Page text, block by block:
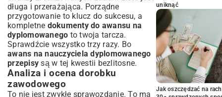
długa i przerażająca. Porządne
przygotowanie to klucz do sukcesu, a
kompletne dokumenty do awansu na
dyplomowanego to twoja tarcza.
Sprawdźcie wszystko trzy razy. Bo
awans na nauczyciela dyplomowanego
przepisy są w tej kwestii bezlitosne.
Analiza i ocena dorobku
zawodowego
To nie jest zwykłe sprawozdanie. To ma
uniknąć
Jak oszczędzać na